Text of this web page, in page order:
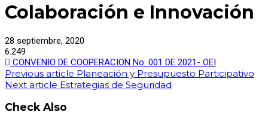
Colaboración e Innovación
28 septiembre, 2020
6.249
CONVENIO DE COOPERACION No. 001 DE 2021- OEI
Previous article Planeación y Presupuesto Participativo
Next article Estrategias de Seguridad
Check Also